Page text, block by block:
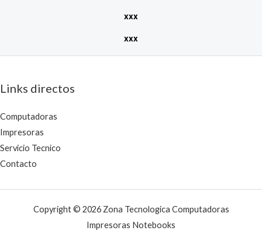
xxx
xxx
Links directos
Computadoras
Impresoras
Servicio Tecnico
Contacto
Copyright © 2026 Zona Tecnologica Computadoras
Impresoras Notebooks